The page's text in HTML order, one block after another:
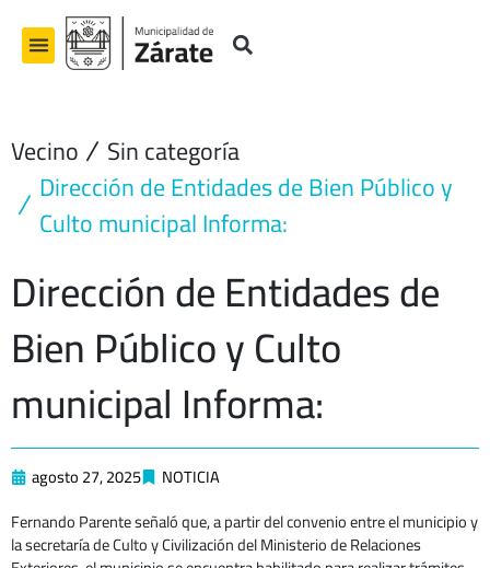
contenido
Vecino Sin categoría
Dirección de Entidades de Bien Público y
Culto municipal Informa:
Dirección de Entidades de
Bien Público y Culto
municipal Informa:
agosto 27, 2025
NOTICIA
Fernando Parente señaló que, a partir del convenio entre el municipio y
la secretaría de Culto y Civilización del Ministerio de Relaciones